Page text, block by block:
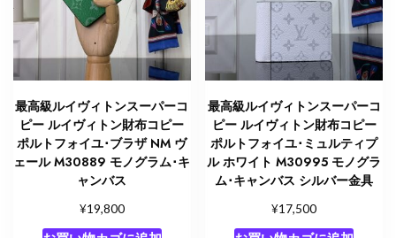
ス
ー
ル
NM
ブ
ラ
ッ
最高級ルイヴィトンスーパーコ
ピー ルイヴィトン財布コピー
ポルトフォイユ･ブラザ NM ヴ
ェール M30889 モノグラム･キ
ャンバス
¥19,800
最高級ルイヴィトンスーパーコ
ピー ルイヴィトン財布コピー
ポルトフォイユ･ミュルティプ
ル ホワイト M30995 モノグラ
ム･キャンバス シルバー金具
¥17,500